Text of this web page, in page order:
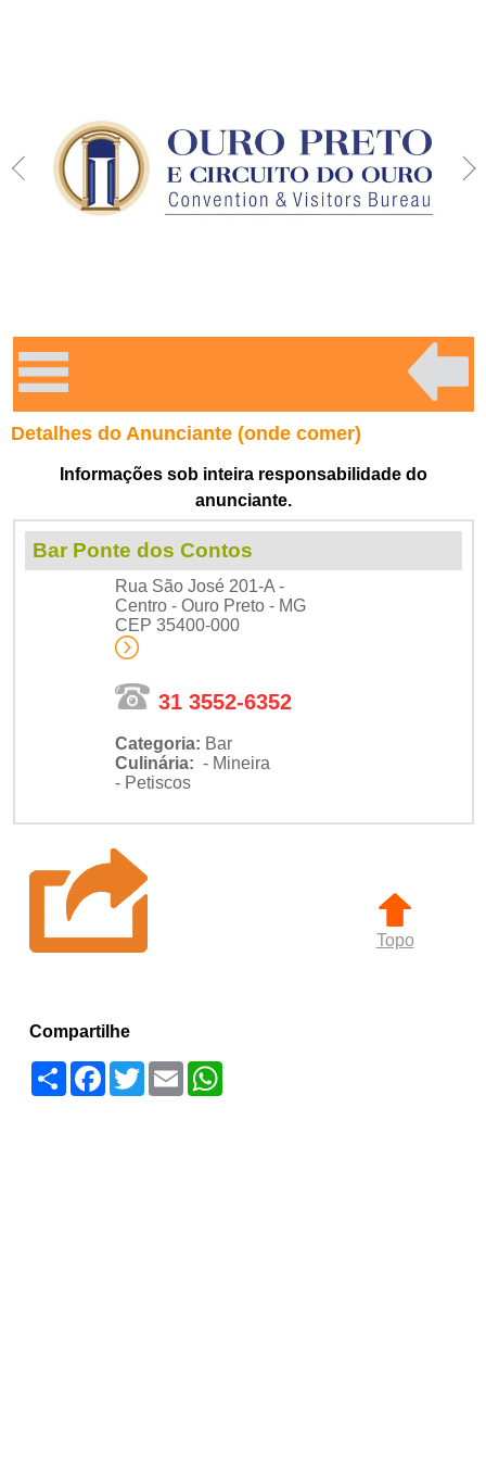
Detalhes do Anunciante (onde comer)
Informações sob inteira responsabilidade do
anunciante.
Bar Ponte dos Contos
Rua São José 201-A -
Centro - Ouro Preto - MG
CEP 35400-000
31 3552-6352
Categoria: Bar
Culinária: - Mineira
- Petiscos
Topo
Compartilhe
Compartilhar
Facebook
TwitterEmailWhatsApp